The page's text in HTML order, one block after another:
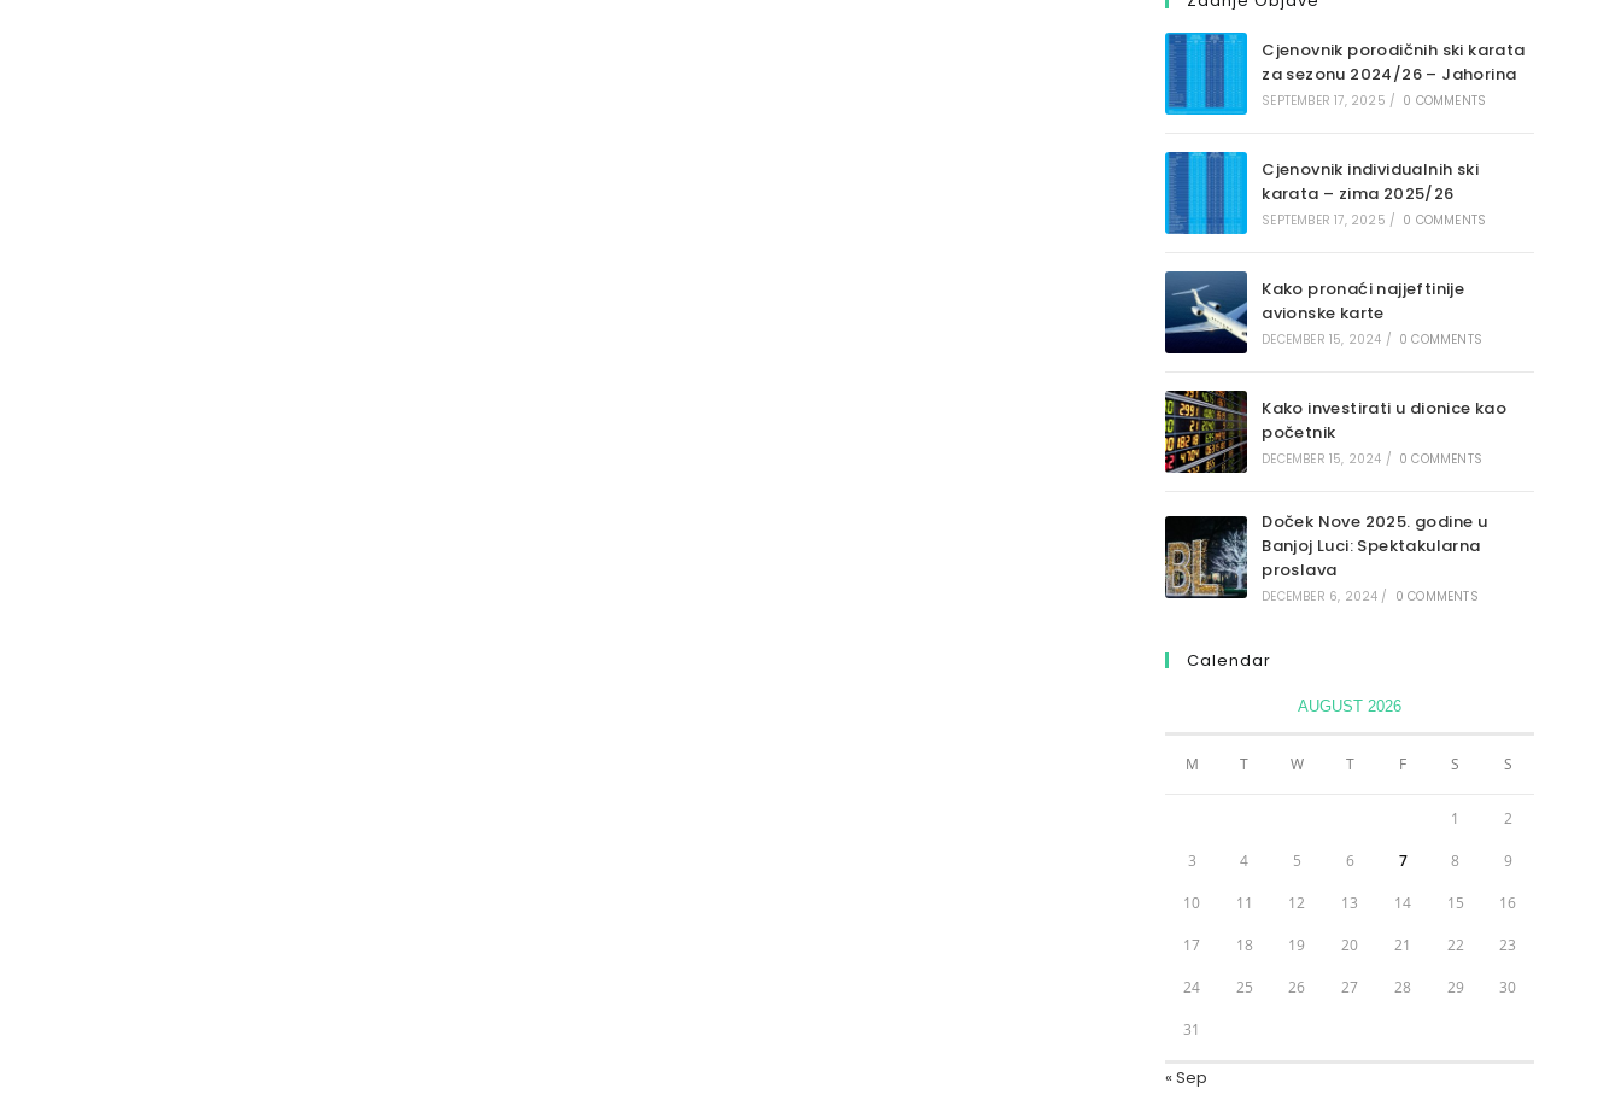
Cjenovnik porodičnih ski karata
za sezonu 2024/26 – Jahorina
SEPTEMBER 17, 2025 / 0 COMMENTS
Cjenovnik individualnih ski
karata – zima 2025/26
SEPTEMBER 17, 2025 / 0 COMMENTS
Kako pronaći najjeftinije
avionske karte
DECEMBER 15, 2024 / 0 COMMENTS
Kako investirati u dionice kao
početnik
DECEMBER 15, 2024 / 0 COMMENTS
Doček Nove 2025. godine u
Banjoj Luci: Spektakularna
proslava
DECEMBER 6, 2024 / 0 COMMENTS
Calendar
AUGUST 2026
M T W T F S S
1 2
3 4 5 6 7 8 9
10 11 12 13 14 15 16
17 18 19 20 21 22 23
24 25 26 27 28 29 30
31
« Sep